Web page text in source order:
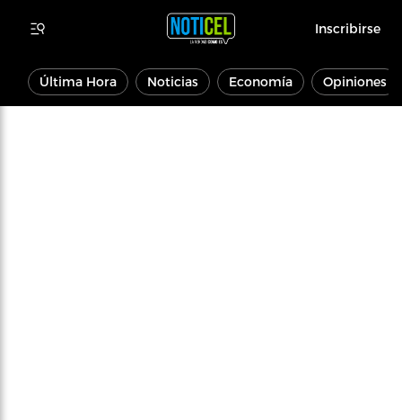
Inscribirse
Última Hora Noticias Economía Opiniones